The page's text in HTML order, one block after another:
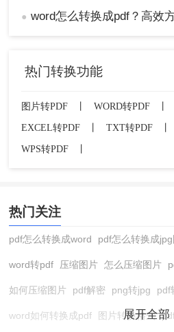
● word怎么转换成pdf？高效
热门转换功能
图片转PDF WORD转PDF
EXCEL转PDF
TXT转PDF
WPS转PDF
热门关注
pdf怎么转换成word pdf怎么转换成
word转pdf 压缩图片 怎么压缩图片
如何压缩图片 pdf解密 png转jpg pdf
word如何转换成pdf 图片转换格式
展开全